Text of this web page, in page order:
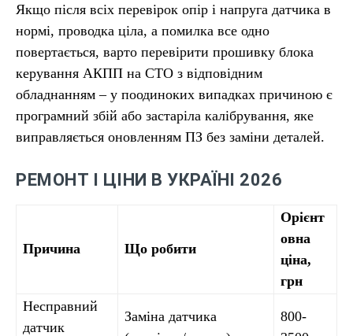
Якщо після всіх перевірок опір і напруга датчика в
нормі, проводка ціла, а помилка все одно
повертається, варто перевірити прошивку блока
керування АКПП на СТО з відповідним
обладнанням – у поодиноких випадках причиною є
програмний збій або застаріла калібрування, яке
виправляється оновленням ПЗ без заміни деталей.
РЕМОНТ І ЦІНИ В УКРАЇНІ 2026
Причина Що робити
Орієнт
овна
ціна,
грн
Несправний
датчик
Заміна датчика
800-